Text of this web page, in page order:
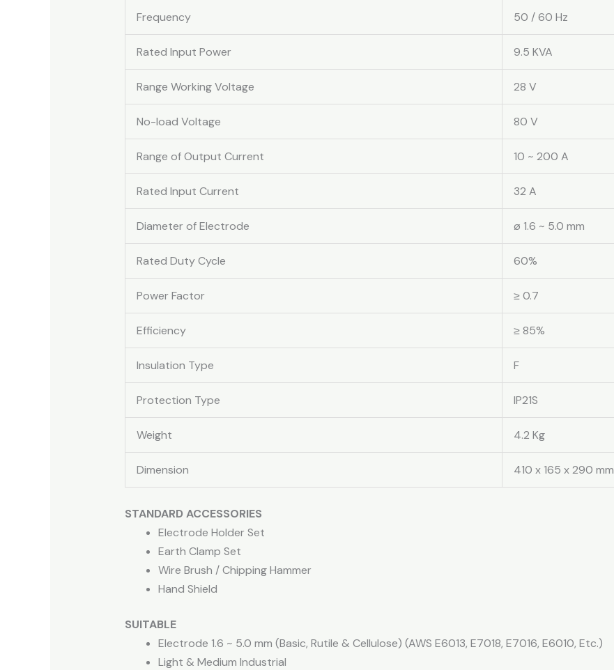
Frequency 50 / 60 Hz
Rated Input Power 9.5 KVA
Range Working Voltage 28 V
No-load Voltage 80 V
Range of Output Current 10 ~ 200 A
Rated Input Current 32 A
Diameter of Electrode ø 1.6 ~ 5.0 mm
Rated Duty Cycle 60%
Power Factor ≥ 0.7
Efficiency ≥ 85%
Insulation Type F
Protection Type IP21S
Weight 4.2 Kg
Dimension 410 x 165 x 290 mm
STANDARD ACCESSORIES
Electrode Holder Set
Earth Clamp Set
Wire Brush / Chipping Hammer
Hand Shield
SUITABLE
Electrode 1.6 ~ 5.0 mm (Basic, Rutile & Cellulose) (AWS E6013, E7018, E7016, E6010, Etc.)
Light & Medium Industrial